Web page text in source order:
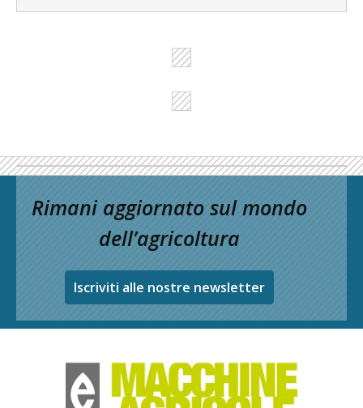
Rimani aggiornato sul mondo
dell’agricoltura
Iscriviti alle nostre newsletter